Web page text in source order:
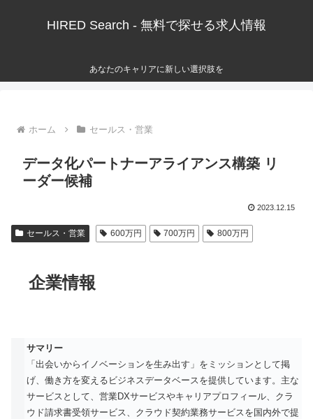
HIRED Search - 無料で探せる求人情報
あなたのキャリアに新しい選択肢を
ホーム セールス・営業
データ化パートナーアライアンス構築 リ
ーダー候補
2023.12.15
セールス・営業 600万円 700万円 800万円
企業情報
サマリー
「出会いからイノベーションを生み出す」をミッションとして掲
げ、働き方を変えるビジネスデータベースを提供しています。主な
サービスとして、営業DXサービスやキャリアプロフィール、クラ
ウド請求書受領サービス、クラウド契約業務サービスを国内外で提